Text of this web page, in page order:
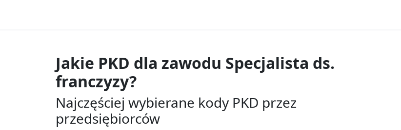
Jakie PKD dla zawodu Specjalista ds.
franczyzy?
Najczęściej wybierane kody PKD przez
przedsiębiorców